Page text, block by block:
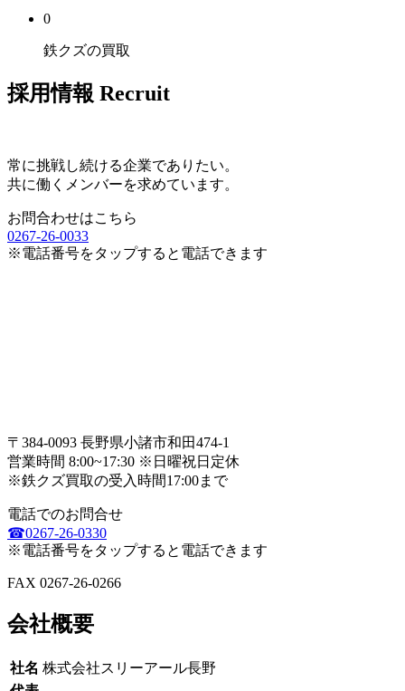
0
鉄クズの買取
採用情報 Recruit
常に挑戦し続ける企業でありたい。
共に働くメンバーを求めています。
お問合わせはこちら
0267-26-0033
※電話番号をタップすると電話できます
〒384-0093 長野県小諸市和田474-1
営業時間 8:00~17:30 ※日曜祝日定休
※鉄クズ買取の受入時間17:00まで
電話でのお問合せ
☎0267-26-0330
※電話番号をタップすると電話できます
FAX 0267-26-0266
会社概要
社名 株式会社スリーアール長野